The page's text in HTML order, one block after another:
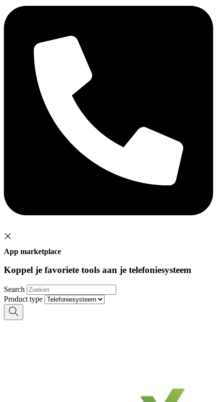
App marketplace
Koppel je favoriete tools aan je telefoniesysteem
Search
Product type